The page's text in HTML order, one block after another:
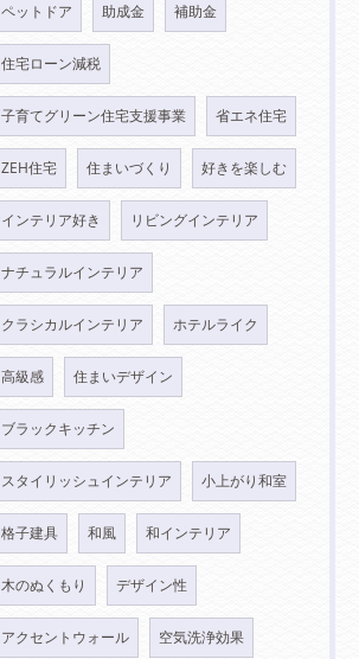
ペットドア 助成金 補助金
住宅ローン減税
子育てグリーン住宅支援事業 省エネ住宅
ZEH住宅 住まいづくり 好きを楽しむ
インテリア好き リビングインテリア
ナチュラルインテリア
クラシカルインテリア ホテルライク
高級感 住まいデザイン
ブラックキッチン
スタイリッシュインテリア 小上がり和室
格子建具 和風 和インテリア
木のぬくもり デザイン性
アクセントウォール 空気洗浄効果